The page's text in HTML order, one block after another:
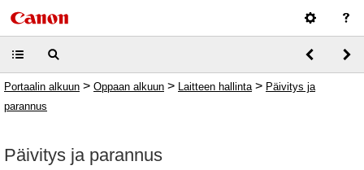
Portaalin alkuun > Oppaan alkuun > Laitteen hallinta > Päivitys ja
parannus
Päivitys ja parannus